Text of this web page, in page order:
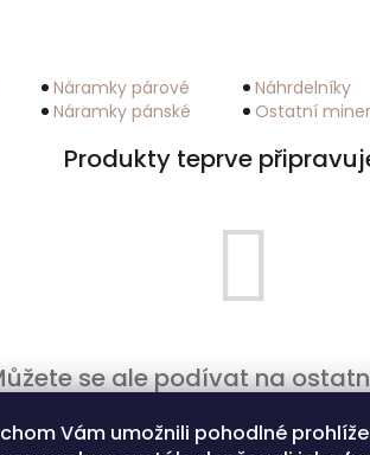
Vám umožnili pohodlné
Náramky párové Náhrdelníky
Náramky pánské Ostatní
Produkty teprve
se ale podívat na